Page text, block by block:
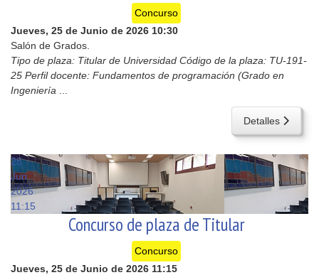
Concurso
Jueves, 25 de Junio de 2026 10:30
Salón de Grados.
Tipo de plaza: Titular de Universidad Código de la plaza: TU-191-
25 Perfil docente: Fundamentos de programación (Grado en
Ingeniería
Detalles
25
Jun
2026
11:15
Concurso de plaza de Titular
Concurso
Jueves, 25 de Junio de 2026 11:15